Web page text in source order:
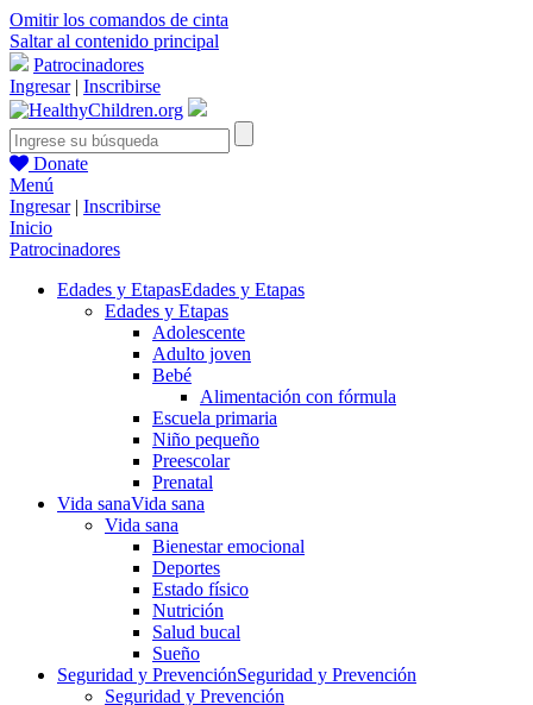
Omitir los comandos de cinta
Saltar al contenido principal
Patrocinadores
Ingresar| Inscribirse
Donate
Menú
Ingresar| Inscribirse
Inicio
Patrocinadores
Edades y EtapasEdades y Etapas
Edades y Etapas
Adolescente
Adulto joven
Bebé
Alimentación con fórmula
Escuela primaria
Niño pequeño
Preescolar
Prenatal
Vida sanaVida sana
Vida sana
Bienestar emocional
Deportes
Estado físico
Nutrición
Salud bucal
Sueño
Seguridad y PrevenciónSeguridad y Prevención
Seguridad y Prevención